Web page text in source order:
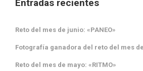
Entradas recientes
Reto del mes de junio: «PANEO»
Fotografía ganadora del reto del mes de
Reto del mes de mayo: «RITMO»